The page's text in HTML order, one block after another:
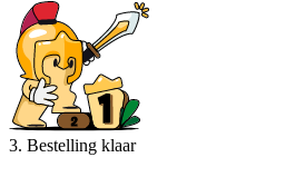
3. Bestelling klaar